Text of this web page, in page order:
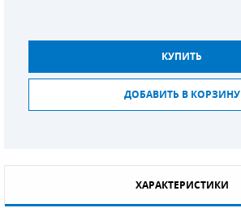
КУПИТЬ
ДОБАВИТЬ В КОРЗИНУ
ХАРАКТЕРИСТИКИ
БЕНЗИНОВЫЕ ДВИГАТЕЛИ